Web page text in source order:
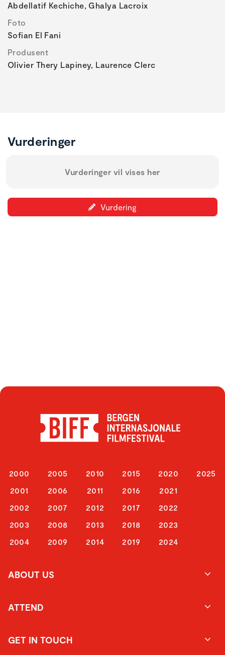
Abdellatif Kechiche, Ghalya Lacroix
Foto
Sofian El Fani
Produsent
Olivier Thery Lapiney, Laurence Clerc
Vurderinger
Vurderinger vil vises her
Vurdering
2000
2001
2002
2003
2004
2005
2006
2007
2008
2009
2010
2011
2012
2013
2014
2015
2016
2017
2018
2019
2020
2021
2022
2023
2024
2025
ABOUT US
ATTEND
GET IN TOUCH